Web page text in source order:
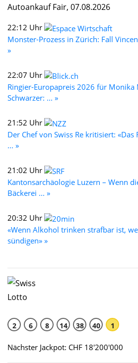
Autoankauf Fair, 07.08.2026
22:12 Uhr
Monster-Prozess in Zürich: Fall
»
22:07 Uhr
Ringier-Europapreis 2026 für Monika
Schwarzer: ... »
21:52 Uhr
Der Chef von Swiss Re kritisiert:
... »
21:02 Uhr
Kantonsarchäologie Luzern – Wenn
Bäckerei ... »
20:32 Uhr
«Wenn Alkohol trinken strafbar ist,
sündigen» »
2 6 8 14 38 40 1
Nächster Jackpot: CHF 18'200'000